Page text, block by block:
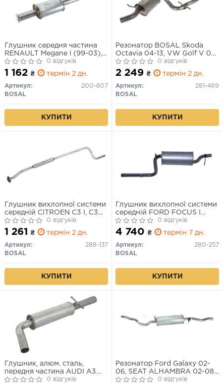
Глушник середня частина
RENAULT Megane I (99-03),
RENAULT Scenic (99-03)
(200-807) BOSAL
0 відгуків
1 162 ₴ термін 2 дн.
Артикул:
200-807
BOSAL
КУПИТИ
Резонатор BOSAL Skoda
Octavia 04-13, VW Golf V 07-
09, VW Jetta V 05-10
алюмінізована сталь (281-
469)
0 відгуків
2 249 ₴ термін 2 дн.
Артикул:
281-469
BOSAL
КУПИТИ
Глушник вихлопної системи
середній CITROEN C3 I, C3
PLURIEL 1.4 02.02-
0 відгуків
1 261 ₴ термін 2 дн.
Артикул:
288-137
BOSAL
КУПИТИ
Глушник вихлопної системи
середній FORD FOCUS I
1.6/1.6ALK 10.98-03.05
0 відгуків
4 740 ₴ термін 7 дн.
Артикул:
280-257
BOSAL
КУПИТИ
Глушник, алюм. сталь,
передня частина AUDI A3
96-03 (105111) BOSAL
0 відгуків
Резонатор Ford Galaxy 02-
06, SEAT ALHAMBRA 02-08,
VW Sharan 02-10
0 відгуків